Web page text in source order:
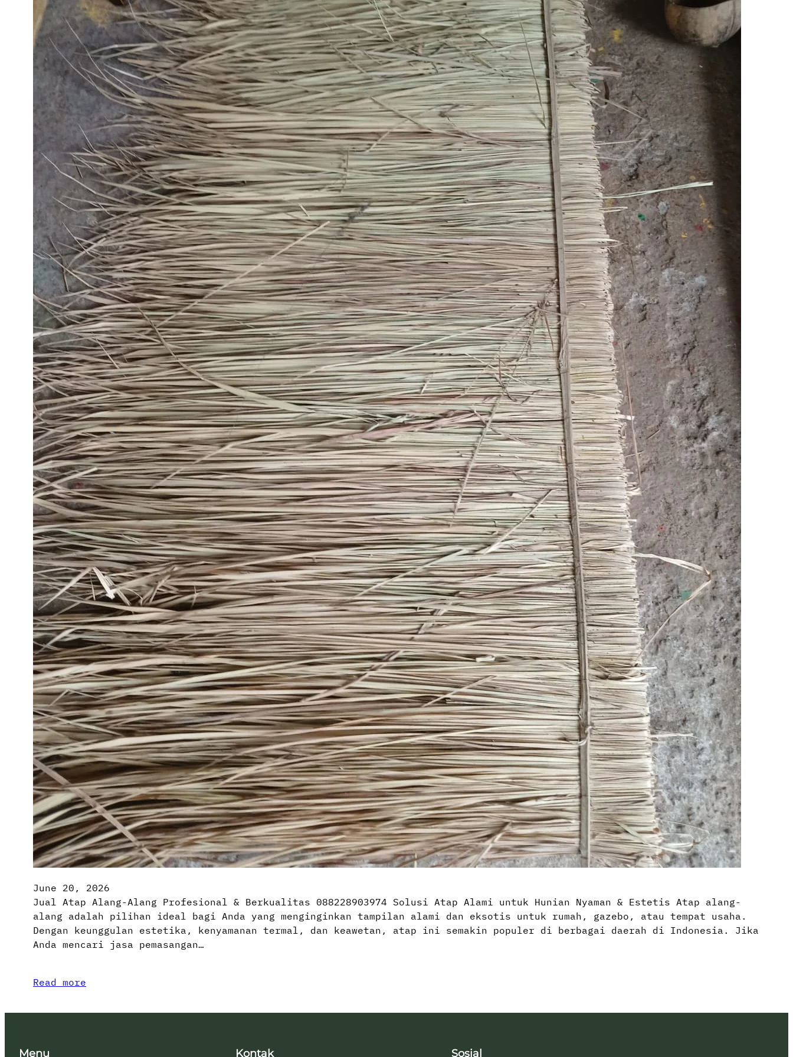
June 20, 2026
Jual Atap Alang-Alang Profesional & Berkualitas 088228903974 Solusi Atap Alami untuk Hunian Nyaman & Estetis Atap alang-
alang adalah pilihan ideal bagi Anda yang menginginkan tampilan alami dan eksotis untuk rumah, gazebo, atau tempat usaha.
Dengan keunggulan estetika, kenyamanan termal, dan keawetan, atap ini semakin populer di berbagai daerah di Indonesia. Jika
Anda mencari jasa pemasangan…
Read more
Menu Kontak Sosial